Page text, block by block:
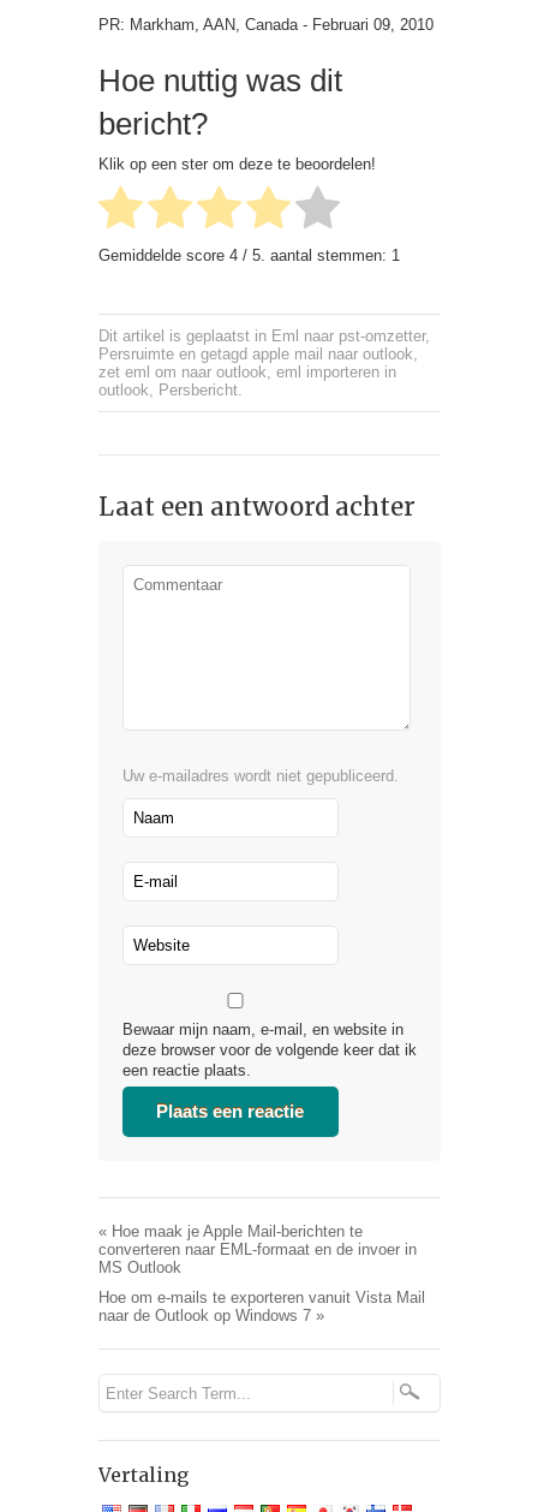
PR: Markham, AAN, Canada - Februari 09, 2010
Hoe nuttig was dit
bericht?
Klik op een ster om deze te beoordelen!
Gemiddelde score 4/ 5. aantal stemmen: 1
Dit artikel is geplaatst in Eml naar pst-omzetter,
Persruimteen getagd apple mail naar outlook,
zet eml om naar outlook, eml importeren in
outlook, Persbericht.
Laat een antwoord achter
Uw e-mailadres wordt niet gepubliceerd.
Bewaar mijn naam, e-mail, en website in
deze browser voor de volgende keer dat ik
een reactie plaats.
«Hoe maak je Apple Mail-berichten te
converteren naar EML-formaat en de invoer in
MS Outlook
Hoe om e-mails te exporteren vanuit Vista Mail
naar de Outlook op Windows 7 »
Vertaling